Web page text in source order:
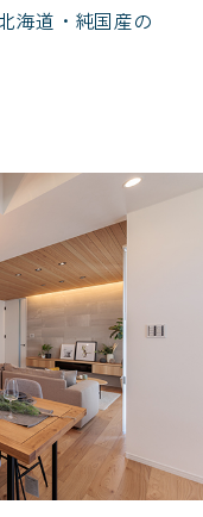
海道・純国産の